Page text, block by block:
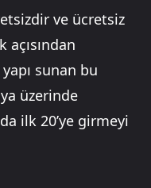
ve ücretsiz
açısından
sunan bu
üzerinde
ilk 20’ye girmeyi